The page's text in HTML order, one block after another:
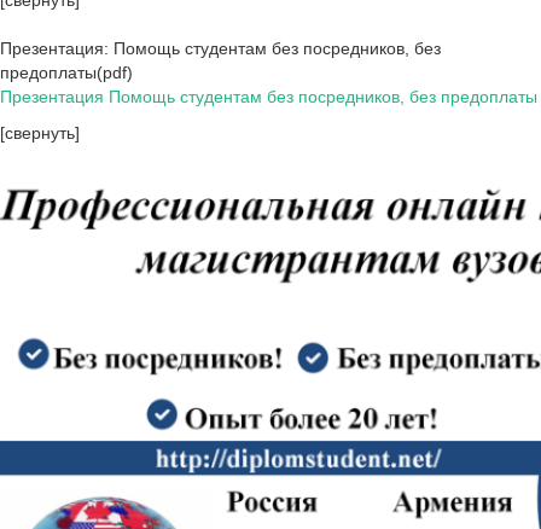
Презентация: Помощь студентам без посредников, без
предоплаты(pdf)
Презентация Помощь студентам без посредников, без предоплаты
[свернуть]